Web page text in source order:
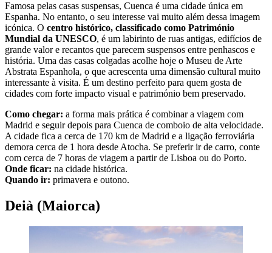
Famosa pelas casas suspensas, Cuenca é uma cidade única em
Espanha. No entanto, o seu interesse vai muito além dessa imagem
icónica. O centro histórico, classificado como Património
Mundial da UNESCO, é um labirinto de ruas antigas, edifícios de
grande valor e recantos que parecem suspensos entre penhascos e
história. Uma das casas colgadas acolhe hoje o Museu de Arte
Abstrata Espanhola, o que acrescenta uma dimensão cultural muito
interessante à visita. É um destino perfeito para quem gosta de
cidades com forte impacto visual e património bem preservado.
Como chegar: a forma mais prática é combinar a viagem com
Madrid e seguir depois para Cuenca de comboio de alta velocidade.
A cidade fica a cerca de 170 km de Madrid e a ligação ferroviária
demora cerca de 1 hora desde Atocha. Se preferir ir de carro, conte
com cerca de 7 horas de viagem a partir de Lisboa ou do Porto.
Onde ficar: na cidade histórica.
Quando ir: primavera e outono.
Deià (Maiorca)